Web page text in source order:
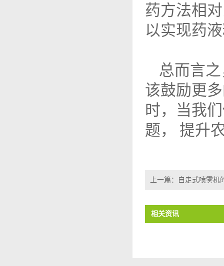
药方法相
以实现药
总而言
该鼓励更
时，当我
题， 提升
上一篇： 自走式喷雾机
相关资讯